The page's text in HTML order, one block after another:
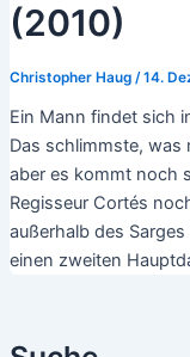
(2010)
Christopher Haug /14.
Ein Mann findet sich
Das schlimmste, was
aber es kommt noch
Regisseur Cortés
außerhalb des
einen zweiten